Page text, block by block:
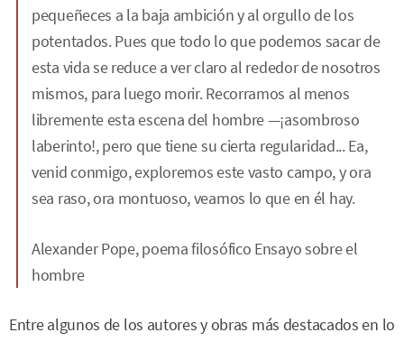
pequeñeces a la baja ambición y al orgullo de los
potentados. Pues que todo lo que podemos sacar de
esta vida se reduce a ver claro al rededor de nosotros
mismos, para luego morir. Recorramos al menos
libremente esta escena del hombre —¡asombroso
laberinto!, pero que tiene su cierta regularidad... Ea,
venid conmigo, exploremos este vasto campo, y ora
sea raso, ora montuoso, veamos lo que en él hay.
Alexander Pope, poema filosófico Ensayo sobre el
hombre
Entre algunos de los autores y obras más destacados en lo